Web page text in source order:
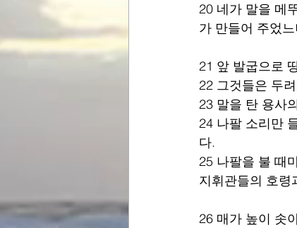
20 네가 말을 메
가 만들어 주었
21 앞 발굽으로
22 그것들은 두
23 말을 탄 용사
24 나팔 소리만
다.
25 나팔을 불 때
지휘관들의 호령
26 매가 높이 솟